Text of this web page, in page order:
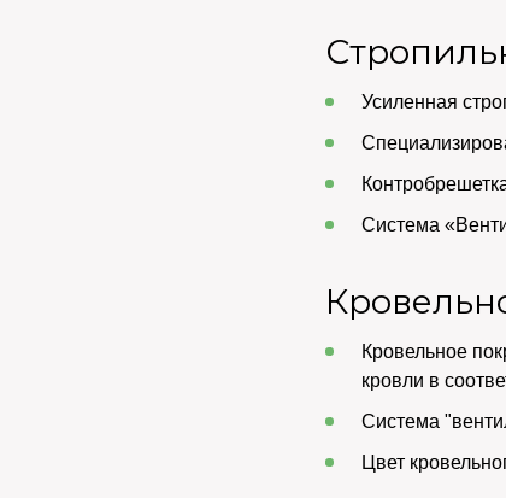
Усиленная
Система
Кровельное
кровли в
Система
Цвет